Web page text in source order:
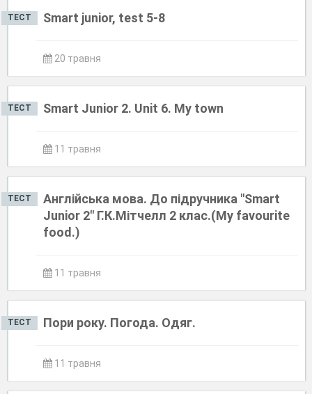
ТЕСТ Smart junior, test 5-8
20 травня
ТЕСТ Smart Junior 2. Unit 6. My town
11 травня
ТЕСТ
Англійська мова. До підручника "Smart
Junior 2" Г.К.Мітчелл 2 клас.(My favourite
food.)
11 травня
ТЕСТ Пори року. Погода. Одяг.
11 травня